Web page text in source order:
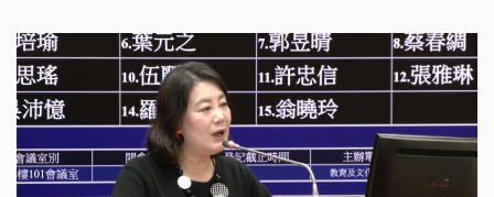
反對態度。